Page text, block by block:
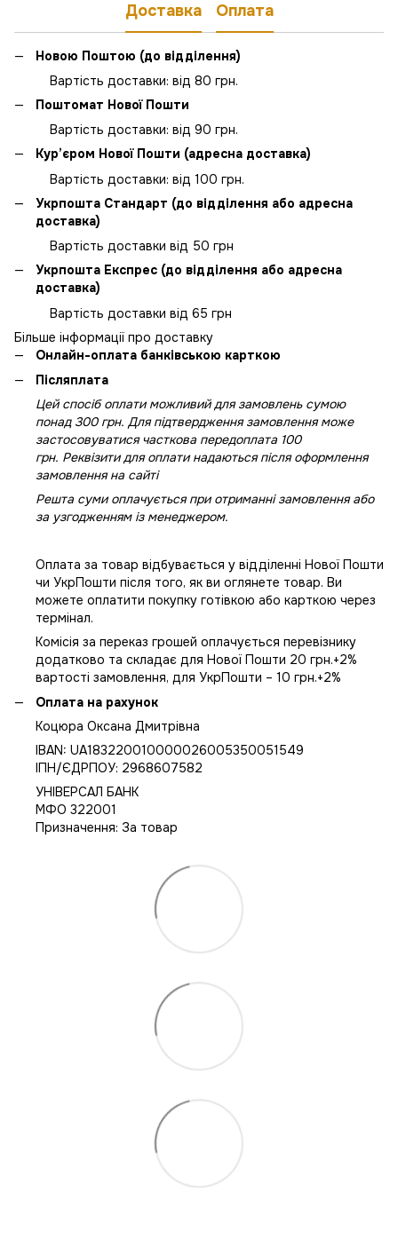
Доставка Оплата
Новою Поштою (до відділення)
Вартість доставки: від 80 грн.
Поштомат Нової Пошти
Вартість доставки: від 90 грн.
Кур’єром Нової Пошти (адресна доставка)
Вартість доставки: від 100 грн.
Укрпошта Стандарт (до відділення або адресна
доставка)
Вартість доставки від 50 грн
Укрпошта Експрес (до відділення або адресна
доставка)
Вартість доставки від 65 грн
Більше інформації про доставку
Онлайн-оплата банківською карткою
Післяплата
Цей спосіб оплати можливий для замовлень сумою
понад 300 грн. Для підтвердження замовлення може
застосовуватися часткова передоплата 100
грн. Реквізити для оплати надаються після оформлення
замовлення на сайті
Решта суми оплачується при отриманні замовлення або
за узгодженням із менеджером.
Оплата за товар відбувається у відділенні Нової Пошти
чи УкрПошти після того, як ви оглянете товар. Ви
можете оплатити покупку готівкою або карткою через
термінал.
Комісія за переказ грошей оплачується перевізнику
додатково та складає для Нової Пошти 20 грн.+2%
вартості замовлення, для УкрПошти – 10 грн.+2%
Оплата на рахунок
Коцюра Оксана Дмитрівна
IBAN: UA183220010000026005350051549
IПН/ЄДРПОУ: 2968607582
УНІВЕРСАЛ БАНК
МФО 322001
Призначення: За товар